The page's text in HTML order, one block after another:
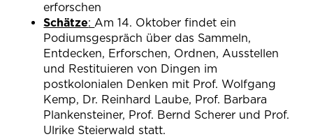
erforschen
Schätze:(öffnet in neuem Tab)
Am 14. Oktober findet ein
Podiumsgespräch über das Sammeln,
Entdecken, Erforschen, Ordnen, Ausstellen
und Restituieren von Dingen im
postkolonialen Denken mit Prof. Wolfgang
Kemp, Dr. Reinhard Laube, Prof. Barbara
Plankensteiner, Prof. Bernd Scherer und Prof.
Ulrike Steierwald statt.